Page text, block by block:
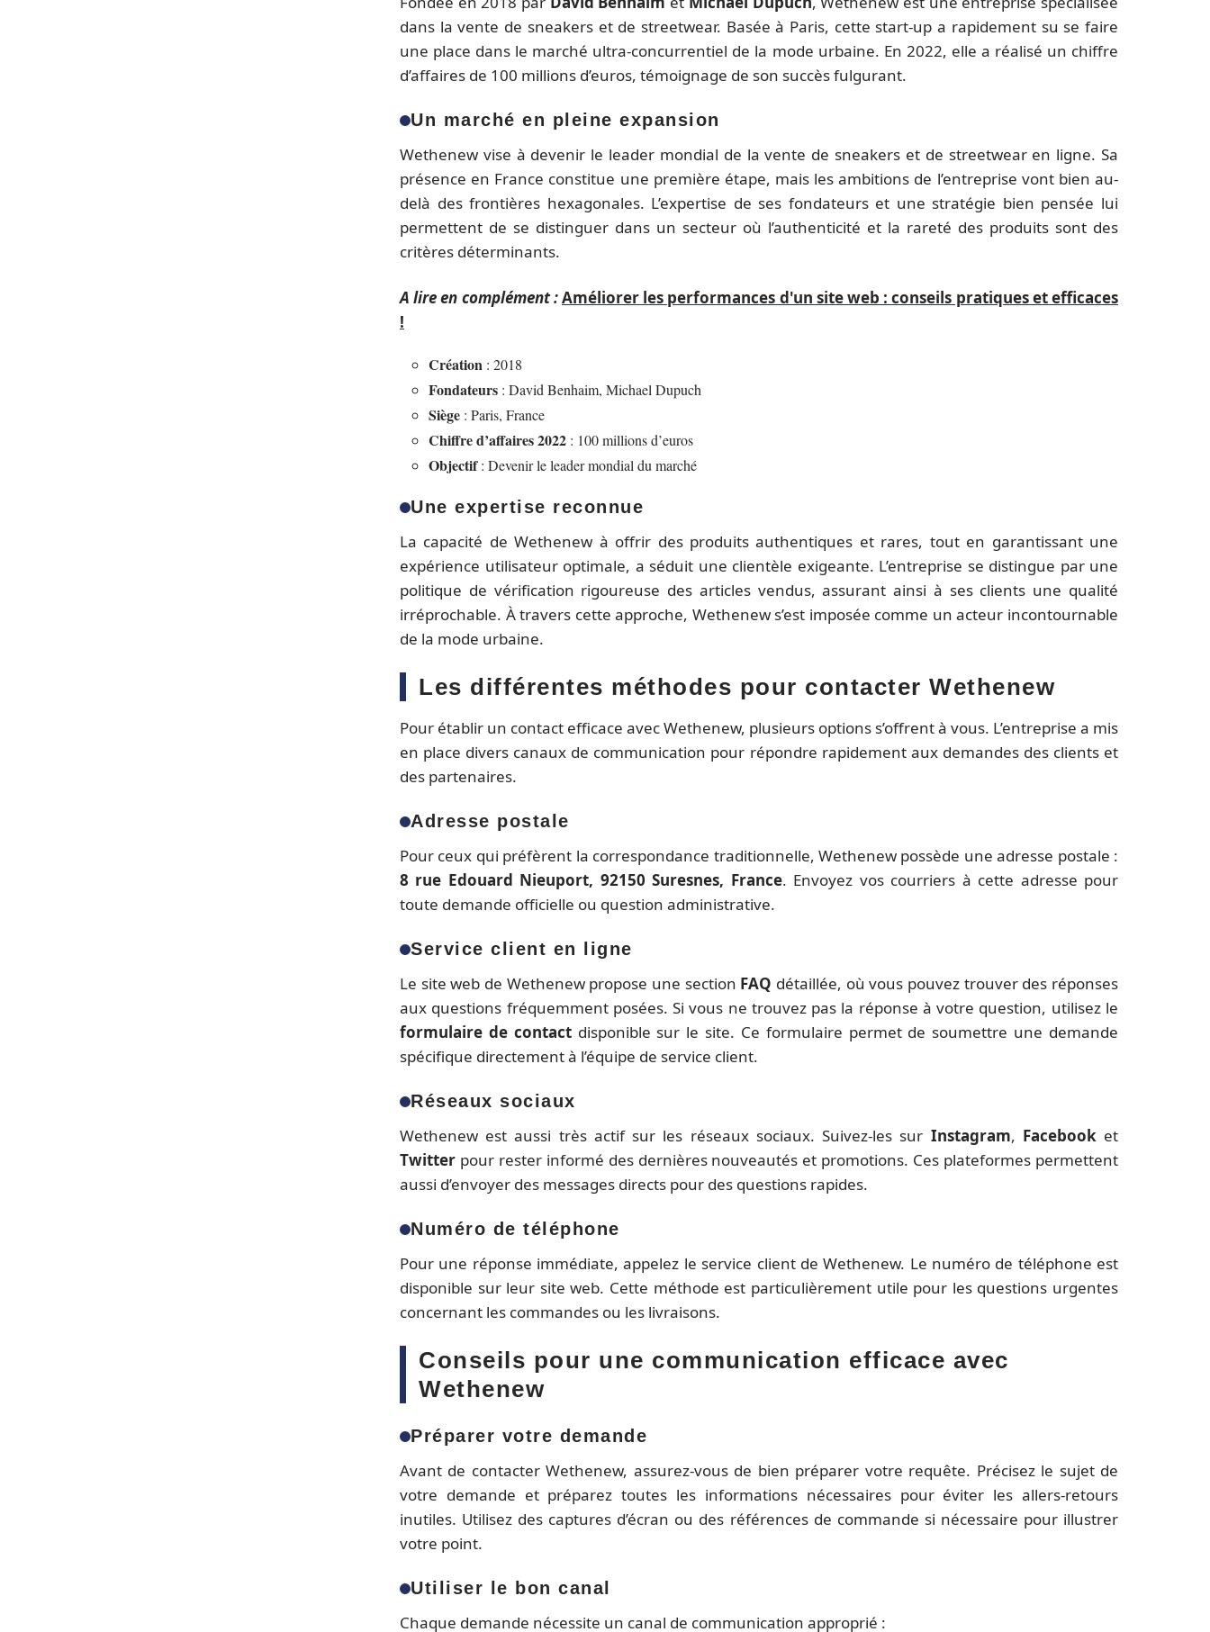
dans la vente de sneakers et de streetwear. Basée à Paris, cette start-up a rapidement su se faire
une place dans le marché ultra-concurrentiel de la mode urbaine. En 2022, elle a réalisé un chiffre
d’affaires de 100 millions d’euros, témoignage de son succès fulgurant.
Un marché en pleine expansion
Wethenew vise à devenir le leader mondial de la vente de sneakers et de streetwear en ligne. Sa
présence en France constitue une première étape, mais les ambitions de l’entreprise vont bien au-
delà des frontières hexagonales. L’expertise de ses fondateurs et une stratégie bien pensée lui
permettent de se distinguer dans un secteur où l’authenticité et la rareté des produits sont des
critères déterminants.
A lire en complément :Améliorer les performances d'un site web : conseils pratiques et efficaces
!
Création : 2018
Fondateurs : David Benhaim, Michael Dupuch
Siège : Paris, France
Chiffre d’affaires 2022 : 100 millions d’euros
Objectif: Devenir le leader mondial du marché
Une expertise reconnue
La capacité de Wethenew à offrir des produits authentiques et rares, tout en garantissant une
expérience utilisateur optimale, a séduit une clientèle exigeante. L’entreprise se distingue par une
politique de vérification rigoureuse des articles vendus, assurant ainsi à ses clients une qualité
irréprochable. À travers cette approche, Wethenew s’est imposée comme un acteur incontournable
de la mode urbaine.
Les différentes méthodes pour contacter Wethenew
Pour établir un contact efficace avec Wethenew, plusieurs options s’offrent à vous. L’entreprise a mis
en place divers canaux de communication pour répondre rapidement aux demandes des clients et
des partenaires.
Adresse postale
Pour ceux qui préfèrent la correspondance traditionnelle, Wethenew possède une adresse postale :
8 rue Edouard Nieuport, 92150 Suresnes, France. Envoyez vos courriers à cette adresse pour
toute demande officielle ou question administrative.
Service client en ligne
Le site web de Wethenew propose une section FAQ détaillée, où vous pouvez trouver des réponses
aux questions fréquemment posées. Si vous ne trouvez pas la réponse à votre question, utilisez le
formulaire de contactdisponible sur le site. Ce formulaire permet de soumettre une demande
spécifique directement à l’équipe de service client.
Réseaux sociaux
Wethenew est aussi très actif sur les réseaux sociaux. Suivez-les sur Instagram, Facebooket
Twitter pour rester informé des dernières nouveautés et promotions. Ces plateformes permettent
aussi d’envoyer des messages directs pour des questions rapides.
Numéro de téléphone
Pour une réponse immédiate, appelez le service client de Wethenew. Le numéro de téléphone est
disponible sur leur site web. Cette méthode est particulièrement utile pour les questions urgentes
concernant les commandes ou les livraisons.
Conseils pour une communication efficace avec
Wethenew
Préparer votre demande
Avant de contacter Wethenew, assurez-vous de bien préparer votre requête. Précisez le sujet de
votre demande et préparez toutes les informations nécessaires pour éviter les allers-retours
inutiles. Utilisez des captures d’écran ou des références de commande si nécessaire pour illustrer
votre point.
Utiliser le bon canal
Chaque demande nécessite un canal de communication approprié :